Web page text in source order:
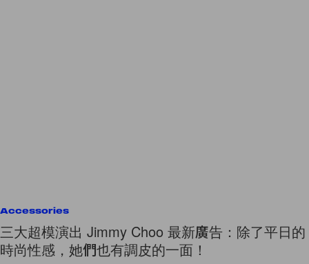
Accessories
三大超模演出 Jimmy Choo 最新廣告：除了平日的
時尚性感，她們也有調皮的一面！